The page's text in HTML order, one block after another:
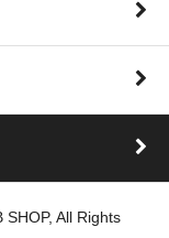
All Rights